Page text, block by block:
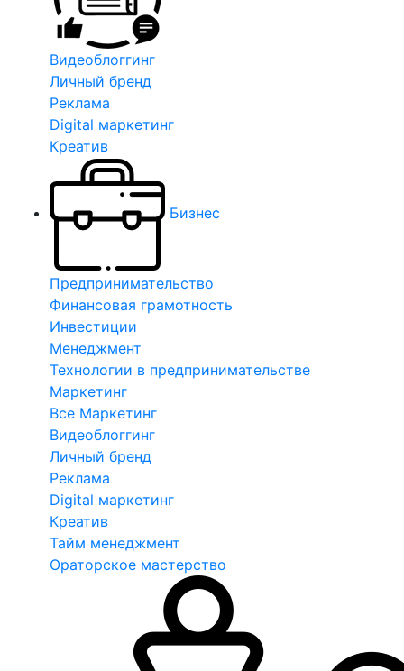
Видеоблоггинг
Личный бренд
Реклама
Digital маркетинг
Креатив
Бизнес
Предпринимательство
Финансовая грамотность
Инвестиции
Менеджмент
Технологии в предпринимательстве
Маркетинг
Все Маркетинг
Видеоблоггинг
Личный бренд
Реклама
Digital маркетинг
Креатив
Тайм менеджмент
Ораторское мастерство